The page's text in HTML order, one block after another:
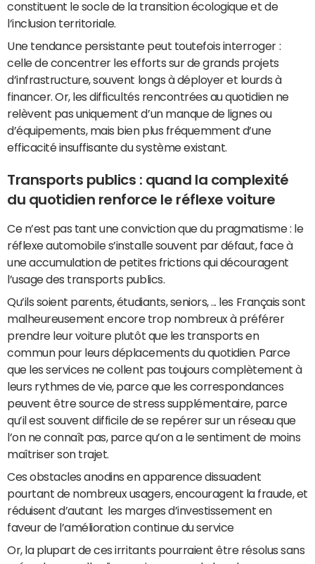
constituent le socle de la transition écologique et de
l’inclusion territoriale.
Une tendance persistante peut toutefois interroger :
celle de concentrer les efforts sur de grands projets
d’infrastructure, souvent longs à déployer et lourds à
financer. Or, les difficultés rencontrées au quotidien ne
relèvent pas uniquement d’un manque de lignes ou
d’équipements, mais bien plus fréquemment d’une
efficacité insuffisante du système existant.
Transports publics : quand la complexité
du quotidien renforce le réflexe voiture
Ce n’est pas tant une conviction que du pragmatisme : le
réflexe automobile s’installe souvent par défaut, face à
une accumulation de petites frictions qui découragent
l’usage des transports publics.
Qu’ils soient parents, étudiants, seniors, ... les Français sont
malheureusement encore trop nombreux à préférer
prendre leur voiture plutôt que les transports en
commun pour leurs déplacements du quotidien. Parce
que les services ne collent pas toujours complètement à
leurs rythmes de vie, parce que les correspondances
peuvent être source de stress supplémentaire, parce
qu’il est souvent difficile de se repérer sur un réseau que
l’on ne connaît pas, parce qu’on a le sentiment de moins
maîtriser son trajet.
Ces obstacles anodins en apparence dissuadent
pourtant de nombreux usagers, encouragent la fraude, et
réduisent d’autant les marges d’investissement en
faveur de l’amélioration continue du service
Or, la plupart de ces irritants pourraient être résolus sans